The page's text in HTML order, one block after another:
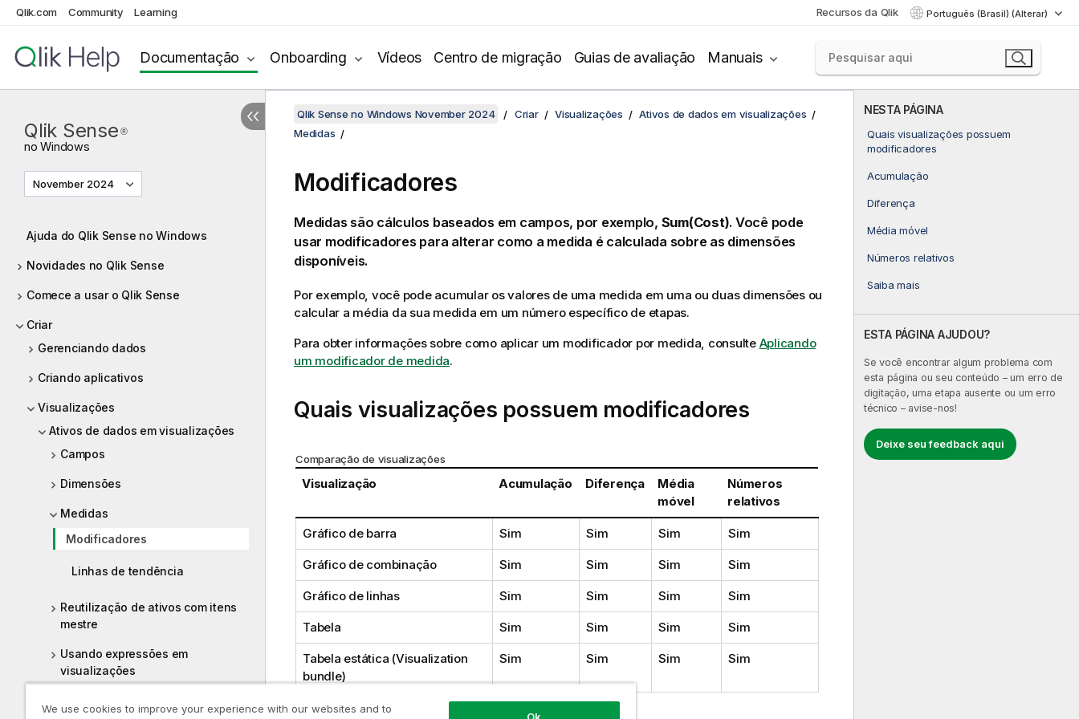
Qlik.com Community Learning Recursos da Qlik Português (Brasil) (Alterar)
Documentação Onboarding Vídeos Centro de migração Guias de avaliação Manuais
Qlik Sense ®
noWindows
November 2024
Ajuda do Qlik Sense no Windows
Novidades no Qlik Sense
Comece a usar o Qlik Sense
Criar
Gerenciando dados
Criando aplicativos
Visualizações
Ativos de dados em visualizações
Campos
Dimensões
Medidas
Modificadores
Linhas de tendência
Reutilização de ativos com itens
mestre
Usando expressões em
visualizações
NESTA PÁGINA
Quais visualizações possuem
modificadores
Acumulação
Diferença
Média móvel
Números relativos
Saiba mais
ESTA PÁGINA AJUDOU?
Se você encontrar algum problema com
esta página ou seu conteúdo – um erro de
digitação, uma etapa ausente ou um erro
técnico – avise-nos!
Deixe seu feedback aqui
Qlik Sense no Windows November 2024 Criar Visualizações
Ativos de dados em visualizações
Medidas
Modificadores
Medidas são cálculos baseados em campos, por exemplo, Sum(Cost). Você pode
usar modificadores para alterar como a medida é calculada sobre as dimensões
disponíveis.
Por exemplo, você pode acumular os valores de uma medida em uma ou duas dimensões ou
calcular a média da sua medida em um número específico de etapas.
Para obter informações sobre como aplicar um modificador por medida, consulte Aplicando
um modificador de medida.
Quais visualizações possuem modificadores
Comparação de visualizações
Visualização Acumulação Diferença
Média
móvel
Números
relativos
Gráfico de barra Sim Sim Sim Sim
Gráfico de combinação Sim Sim Sim Sim
Gráfico de linhas Sim Sim Sim Sim
Tabela Sim Sim Sim Sim
Tabela estática (Visualization
bundle)
Sim Sim Sim Sim
We use cookies to improve your experience with our websites and to